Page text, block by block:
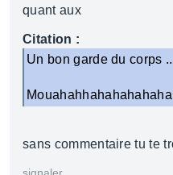
quant aux
Citation :
Un bon garde du corps
sans commentaire tu te